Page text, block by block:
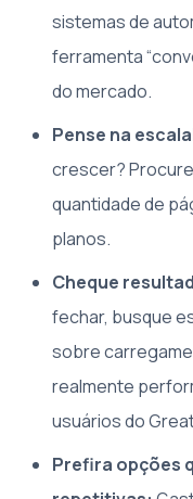
sistemas de
ferramenta
do mercado.
Pense na
crescer?
quantidade de
planos.
Cheque
fechar, busque
sobre
realmente
usuários do
Prefira opções